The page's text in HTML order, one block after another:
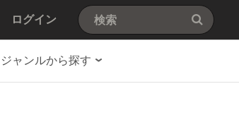
ログイン
ジャンルから探す